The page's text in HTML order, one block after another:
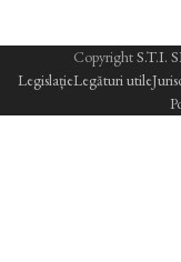
CopyrightS.T.I.
LegislațieLegături utile